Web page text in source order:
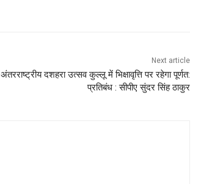
Next article
अंतरराष्ट्रीय दशहरा उत्सव कुल्लू में भिक्षावृत्ति पर रहेगा पूर्णत:
प्रतिबंध : सीपीए सुंदर सिंह ठाकुर